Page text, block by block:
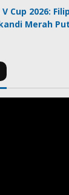
V Cup 2026:
Merah